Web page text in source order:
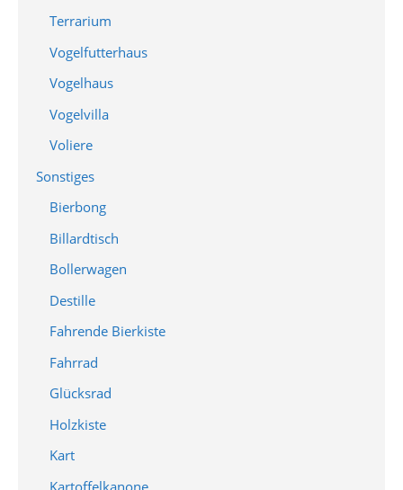
Terrarium
Vogelfutterhaus
Vogelhaus
Vogelvilla
Voliere
Sonstiges
Bierbong
Billardtisch
Bollerwagen
Destille
Fahrende Bierkiste
Fahrrad
Glücksrad
Holzkiste
Kart
Kartoffelkanone